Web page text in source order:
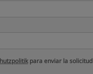
para enviar la solicitud